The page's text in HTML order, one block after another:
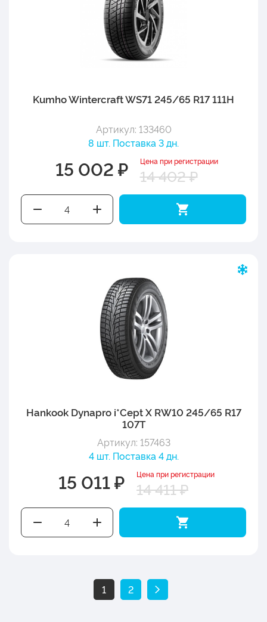
Kumho Wintercraft WS71 245/65 R17 111H
Артикул: 133460
8 шт. Поставка 3 дн.
15 002 ₽ Цена при регистрации
14 402 ₽
Hankook Dynapro i*Cept X RW10 245/65 R17
107T
Артикул: 157463
4 шт. Поставка 4 дн.
15 011 ₽ Цена при регистрации
14 411 ₽
1 2